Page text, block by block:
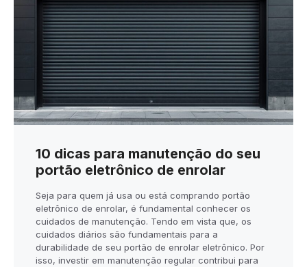
10 dicas para manutenção do seu
portão eletrônico de enrolar
Seja para quem já usa ou está comprando portão
eletrônico de enrolar, é fundamental conhecer os
cuidados de manutenção. Tendo em vista que, os
cuidados diários são fundamentais para a
durabilidade de seu portão de enrolar eletrônico. Por
isso, investir em manutenção regular contribui para